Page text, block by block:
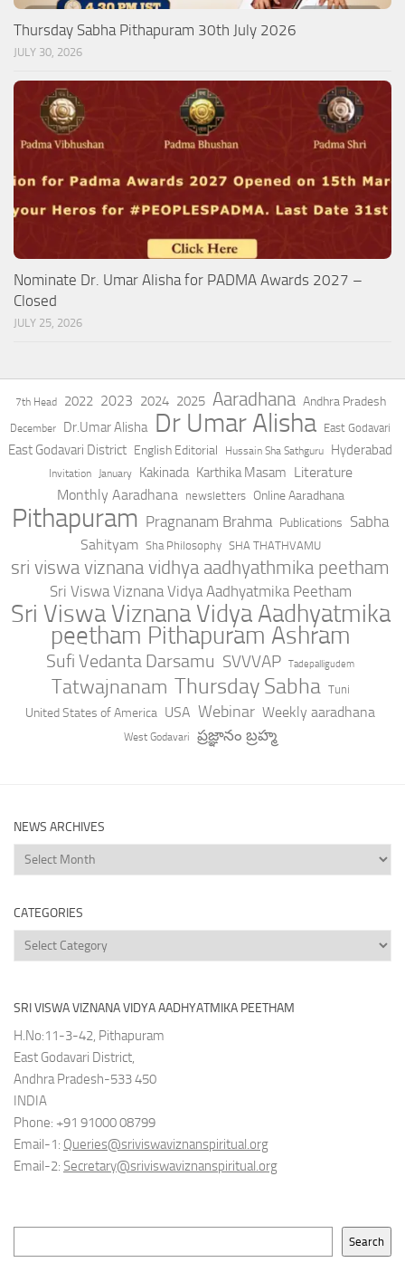
Thursday Sabha Pithapuram 30th July 2026
JULY 30, 2026
Nominate Dr. Umar Alisha for PADMA Awards 2027 –
Closed
JULY 25, 2026
7th Head 2022 2023 2024 2025 Aaradhana Andhra Pradesh
December Dr.Umar Alisha Dr Umar Alisha East Godavari
East Godavari District English Editorial Hussain Sha Sathguru Hyderabad
Invitation January Kakinada Karthika Masam Literature
Monthly Aaradhana
newsletters Online Aaradhana
Pithapuram Pragnanam Brahma Publications Sabha
Sahityam Sha Philosophy SHA THATHVAMU
sri viswa viznana vidhya aadhyathmika peetham
Sri Viswa Viznana Vidya Aadhyatmika Peetham
Sri Viswa Viznana Vidya Aadhyatmika
peetham Pithapuram Ashram
Sufi Vedanta Darsamu SVVVAP Tadepalligudem
Tatwajnanam Thursday Sabha Tuni
United States of America USA Webinar Weekly aaradhana
West Godavari ప్రజ్ఞానం బ్రహ్మ
NEWS ARCHIVES
News
Archives
CATEGORIES
Categories
SRI VISWA VIZNANA VIDYA AADHYATMIKA PEETHAM
H.No:11-3-42, Pithapuram
East Godavari District,
Andhra Pradesh-533 450
INDIA
Phone: +91 91000 08799
Email-1: Queries@sriviswaviznanspiritual.org
Email-2: Secretary@sriviswaviznanspiritual.org
Search